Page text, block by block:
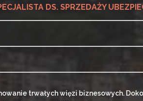
DS. SPRZEDAŻY
trwałych więzi biznesowych.